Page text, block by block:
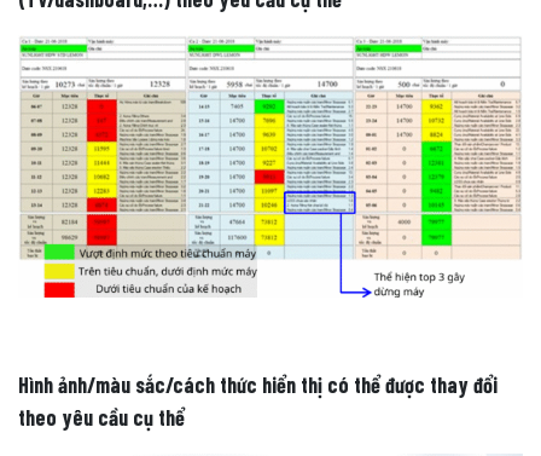
Hình ảnh/màu sắc/cách thức hiển thị có thể được thay đổi
theo yêu cầu cụ thể